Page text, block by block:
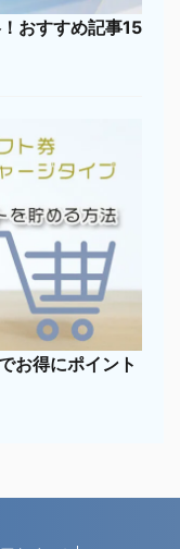
おすすめ記事15
お得にポイント